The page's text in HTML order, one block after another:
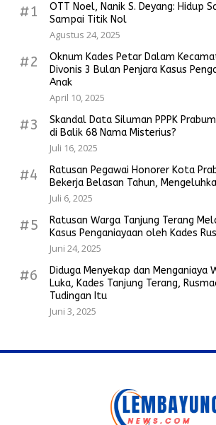
#1
OTT Noel, Nanik S. Deyang: Hidup
Sampai Titik Nol
Agustus 24, 2025
#2
Oknum Kades Petar Dalam
Divonis 3 Bulan Penjara Kasus
Anak
April 10, 2025
#3
Skandal Data Siluman PPPK
di Balik 68 Nama Misterius?
Juli 16, 2025
#4
Ratusan Pegawai Honorer Kota
Bekerja Belasan Tahun,
Juli 6, 2025
#5
Ratusan Warga Tanjung Terang
Kasus Penganiayaan oleh Kades
Juni 24, 2025
#6
Diduga Menyekap dan Menganiaya
Luka, Kades Tanjung Terang,
Tudingan Itu
Juni 3, 2025